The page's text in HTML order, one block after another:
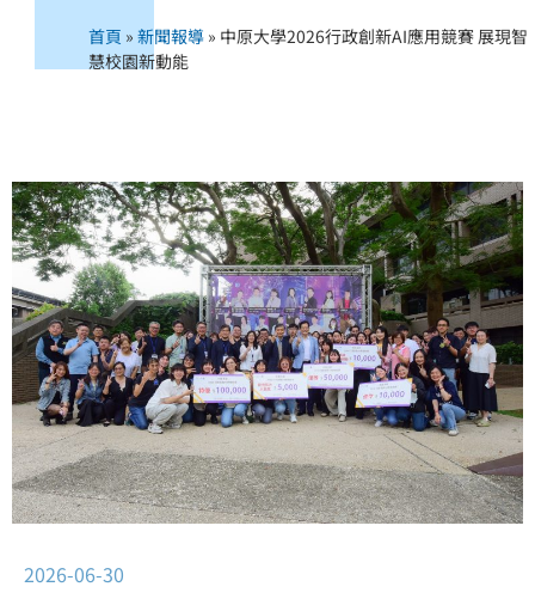
首頁 »新聞報導 » 中原大學2026行政創新AI應用競賽 展現智
慧校園新動能
2026-06-30